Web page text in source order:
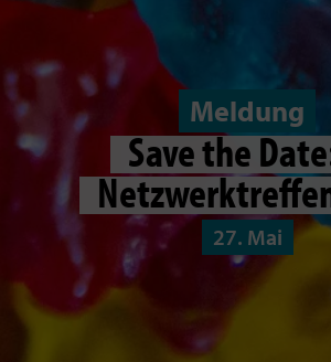
Meldung
Save the
27. Mai